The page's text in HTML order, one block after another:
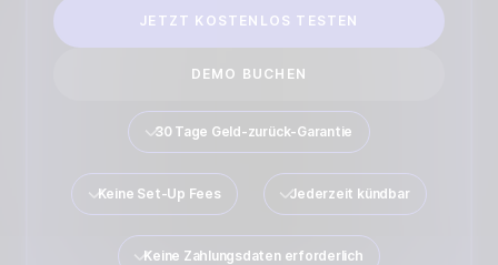
JETZT KOSTENLOS TESTEN
DEMO BUCHEN
30 Tage Geld-zurück-Garantie
Keine Set-Up Fees Jederzeit kündbar
Keine Zahlungsdaten erforderlich